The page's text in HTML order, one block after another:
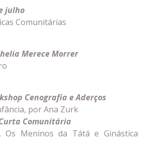
julho
Comunitárias
Merece Morrer
Cenografia e Aderços
por Ana Zurk
Comunitária
Os Meninos da Tátá e Ginástica